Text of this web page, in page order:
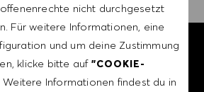
nicht durchgesetzt
Für weitere Informationen, eine
und um deine Zustimmung
klicke bitte auf "COOKIE-
Weitere Informationen findest du in
TALENT
BEI!